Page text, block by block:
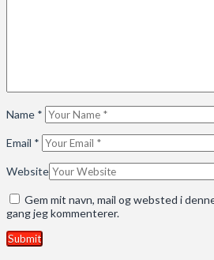
Name *
Email *
Website
Gem mit navn, mail og websted i
gang jeg kommenterer.